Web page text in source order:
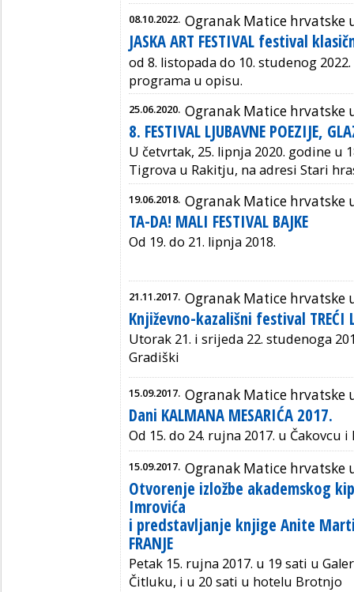
08.10.2022. Ogranak Matice hrvatske
JASKA ART FESTIVAL festival
od 8. listopada do 10. studenog
programa u opisu.
25.06.2020. Ogranak Matice hrvatske
8. FESTIVAL LJUBAVNE POEZIJE,
U četvrtak, 25. lipnja 2020. godine
Tigrova u Rakitju, na adresi Stari
19.06.2018. Ogranak Matice hrvatske
TA-DA! MALI FESTIVAL BAJKE
Od 19. do 21. lipnja 2018.
21.11.2017. Ogranak Matice hrvatske
Književno-kazališni festival TREĆI
Utorak 21. i srijeda 22. studenoga
Gradiški
15.09.2017. Ogranak Matice hrvatske
Dani KALMANA MESARIĆA 2017.
Od 15. do 24. rujna 2017. u Čakovcu
15.09.2017. Ogranak Matice hrvatske
Otvorenje izložbe akademskog
Imrovića
i predstavljanje knjige Anite
FRANJE
Petak 15. rujna 2017. u 19 sati u
Čitluku, i u 20 sati u hotelu Brotnjo